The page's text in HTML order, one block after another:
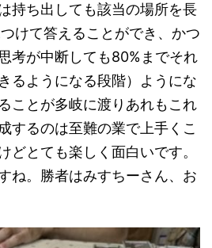
持ち出しても該当の場所を長
けて答えることができ、かつ
考が中断しても80%までそれ
るようになる段階）ようにな
ことが多岐に渡りあれもこれ
するのは至難の業で上手くこ
どとても楽しく面白いです。
ね。勝者はみすちーさん、お